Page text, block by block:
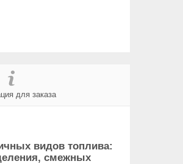
для заказа
видов топлива:
смежных